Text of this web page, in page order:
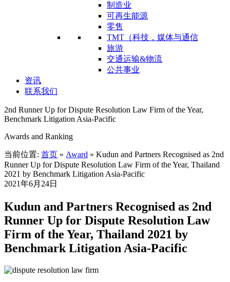
制造业
可再生能源
零售
TMT（科技，媒体与通信
旅游
交通运输&物流
公共事业
资讯
联系我们
2nd Runner Up for Dispute Resolution Law Firm of the Year,
Benchmark Litigation Asia-Pacific
Awards and Ranking
当前位置: 首页 » Award » Kudun and Partners Recognised as 2nd
Runner Up for Dispute Resolution Law Firm of the Year, Thailand
2021 by Benchmark Litigation Asia-Pacific
2021年6月24日
Kudun and Partners Recognised as 2nd
Runner Up for Dispute Resolution Law
Firm of the Year, Thailand 2021 by
Benchmark Litigation Asia-Pacific